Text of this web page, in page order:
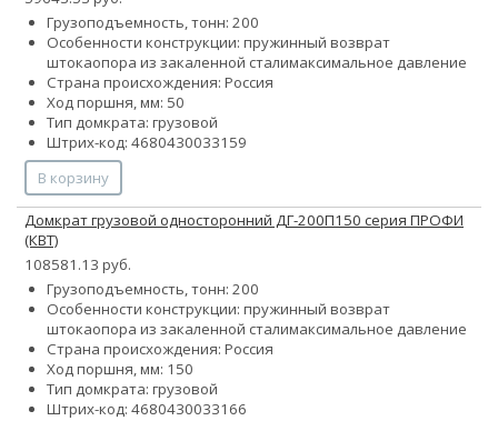
Грузоподъемность, тонн: 200
Особенности конструкции: пружинный возврат
штокаопора из закаленной сталимаксимальное давление
Страна происхождения: Россия
Ход поршня, мм: 50
Тип домкрата: грузовой
Штрих-код: 4680430033159
В корзину
Домкрат грузовой односторонний ДГ-200П150 серия ПРОФИ
(КВТ)
108581.13 руб.
Грузоподъемность, тонн: 200
Особенности конструкции: пружинный возврат
штокаопора из закаленной сталимаксимальное давление
Страна происхождения: Россия
Ход поршня, мм: 150
Тип домкрата: грузовой
Штрих-код: 4680430033166